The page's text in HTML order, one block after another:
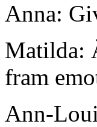
Anna:
Matilda:
fram
Ann-